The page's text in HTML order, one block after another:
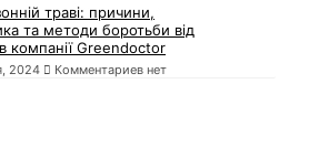
траві: причини,
та методи боротьби від
компанії Greendoctor
2024 Комментариев нет